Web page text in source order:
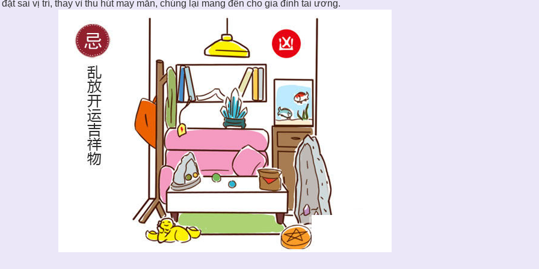
sai vị trí, thay vì thu hút may mắn, chúng lại mang đến cho gia đình tai ương.